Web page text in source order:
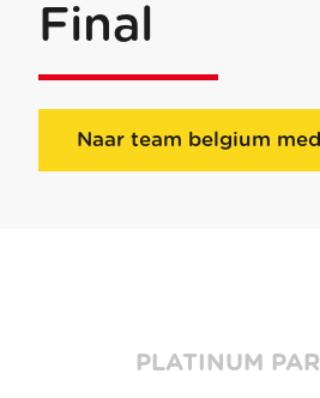
Final
Naar team belgium
PLATINUM